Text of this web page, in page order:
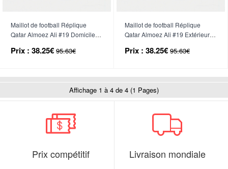
Maillot de football Réplique
Qatar Almoez Ali #19 Domicile
Prix : 38.25€ 95.63€
Maillot de football Réplique
Qatar Almoez Ali #19 Extérieur
Prix : 38.25€ 95.63€
Affichage 1 à 4 de 4 (1 Pages)
Prix compétitif Livraison mondiale